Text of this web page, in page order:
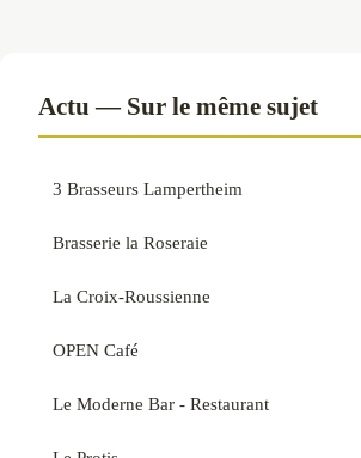
Actu — Sur le même sujet
3 Brasseurs Lampertheim
Brasserie la Roseraie
La Croix-Roussienne
OPEN Café
Le Moderne Bar - Restaurant